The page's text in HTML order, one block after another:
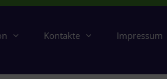
Kontakte Impressum